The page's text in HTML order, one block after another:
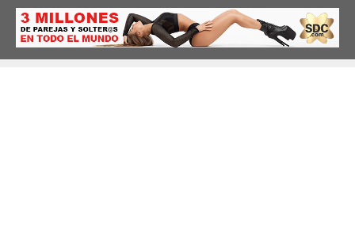
Saltar
contenido